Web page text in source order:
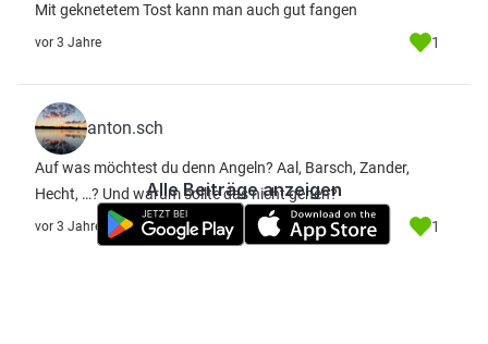
Mit geknetetem Tost kann man auch gut fangen
vor 3 Jahre 1
anton.sch
Auf was möchtest du denn Angeln? Aal, Barsch, Zander,
Hecht, …? Und warum sollte das nicht gehen?
vor 3 Jahre 1
Alle Beiträge anzeigen